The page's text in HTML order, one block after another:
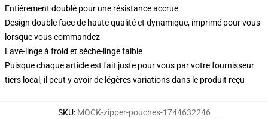
Entièrement doublé pour une résistance accrue
Design double face de haute qualité et dynamique, imprimé pour vous
lorsque vous commandez
Lave-linge à froid et sèche-linge faible
Puisque chaque article est fait juste pour vous par votre fournisseur
tiers local, il peut y avoir de légères variations dans le produit reçu
SKU: MOCK-zipper-pouches-1744632246